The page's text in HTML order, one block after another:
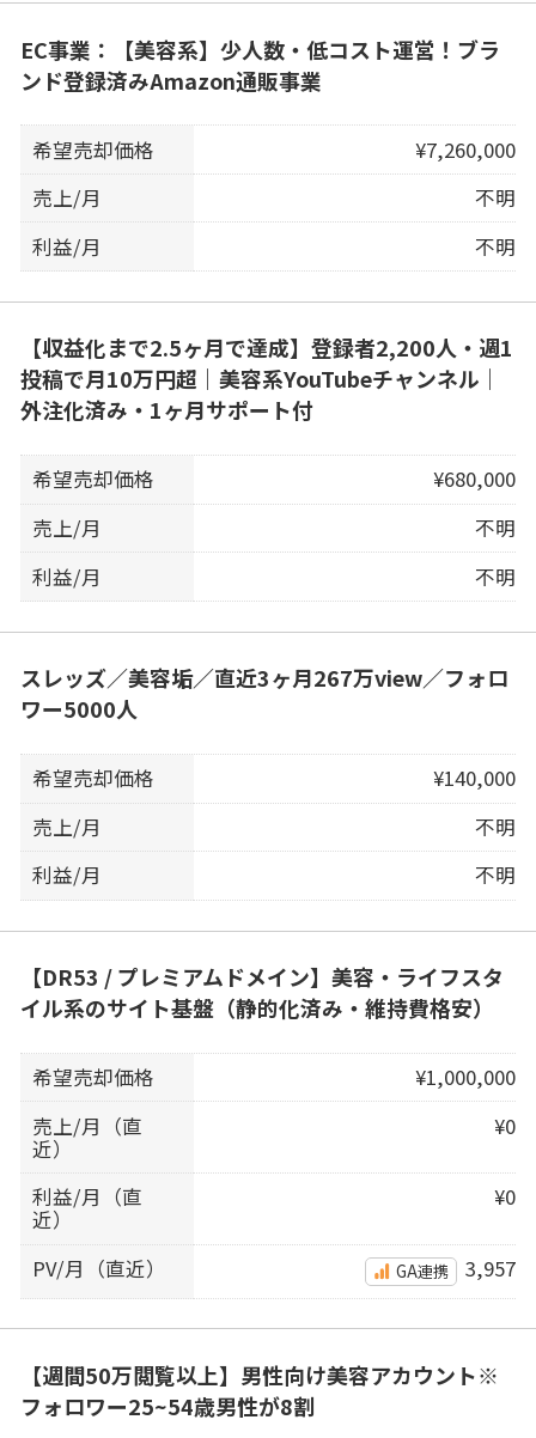
EC事業：【美容系】少人数・低コスト運営！ブラ
ンド登録済みAmazon通販事業
希望売却価格
¥7,260,000
売上/月
不明
利益/月
不明
【収益化まで2.5ヶ月で達成】登録者2,200人・週1
投稿で月10万円超｜美容系YouTubeチャンネル｜
外注化済み・1ヶ月サポート付
希望売却価格
¥680,000
売上/月
不明
利益/月
不明
スレッズ／美容垢／直近3ヶ月267万view／フォロ
ワー5000人
希望売却価格
¥140,000
売上/月
不明
利益/月
不明
【DR53 / プレミアムドメイン】美容・ライフスタ
イル系のサイト基盤（静的化済み・維持費格安）
希望売却価格
¥1,000,000
売上/月（直
近）
¥0
利益/月（直
近）
¥0
PV/月（直近） GA連携 3,957
【週間50万閲覧以上】男性向け美容アカウント※
フォロワー25~54歳男性が8割